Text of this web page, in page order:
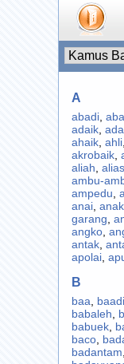
A
abadi,
adaik,
ahaik, ahli,
akrobaik,
aliah alias
ambu-
ampedu
anai, anak,
garang
angko,
antak,
apolai,
B
baa
babaleh
babuek,
baco,
badantam